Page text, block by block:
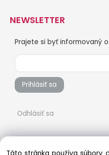
NEWSLETTER
Prajete si byť informovaný
Prihlásiť sa
Odhlásiť sa